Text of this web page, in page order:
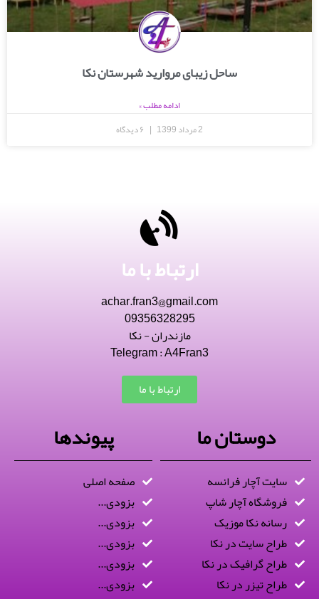
ساحل زیبای مروارید شهرستان نکا
ادامه مطلب »
2 مرداد 1399
ارتباط با ما
achar.fran3@gmail.com
09356328295
مازندران - نکا
Telegram : A4Fran3
ارتباط با ما
دوستان ما
سایت آچار فرانسه
فروشگاه آچار شاپ
رسانه نکا موزیک
طراح سایت در نکا
طراح گرافیک در نکا
طراح تیزر در نکا
پیوندها
صفحه اصلی
بزودی...
بزودی...
بزودی...
بزودی...
بزودی...